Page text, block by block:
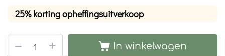
25% korting opheffingsuitverkoop
+
− In winkelwagen